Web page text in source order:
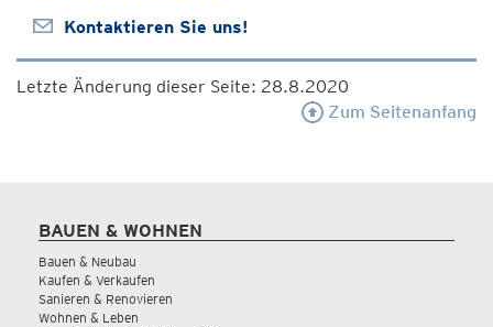
Kontaktieren Sie uns!
Letzte Änderung dieser Seite: 28.8.2020
Zum Seitenanfang
BAUEN & WOHNEN
Bauen & Neubau
Kaufen & Verkaufen
Sanieren & Renovieren
Wohnen & Leben